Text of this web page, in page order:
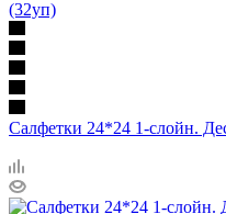
Салфетки 24*24 1-слойн.